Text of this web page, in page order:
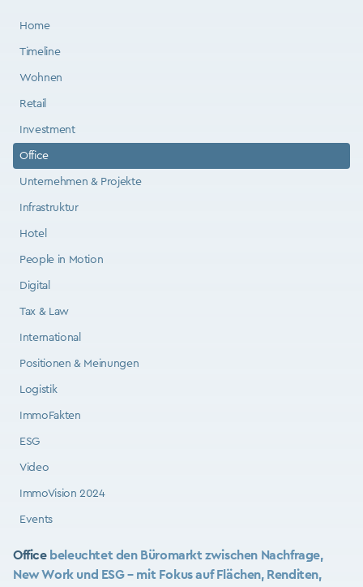
Home
Timeline
Wohnen
Retail
Investment
Office
Unternehmen & Projekte
Infrastruktur
Hotel
People in Motion
Digital
Tax & Law
International
Positionen & Meinungen
Logistik
ImmoFakten
ESG
Video
ImmoVision 2024
Events
Office beleuchtet den Büromarkt zwischen Nachfrage,
New Work und ESG – mit Fokus auf Flächen, Renditen,